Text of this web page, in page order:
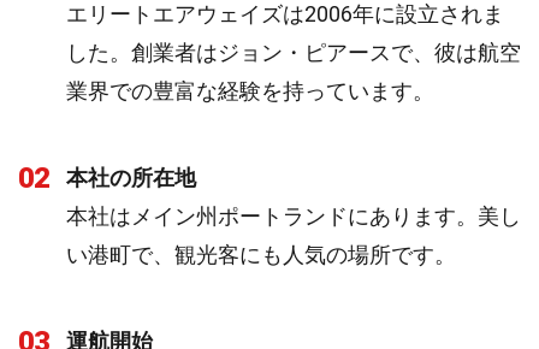
エリートエアウェイズは2006年に設立されま
した。創業者はジョン・ピアースで、彼は航空
業界での豊富な経験を持っています。
02
本社の所在地
本社はメイン州ポートランドにあります。美し
い港町で、観光客にも人気の場所です。
03
運航開始